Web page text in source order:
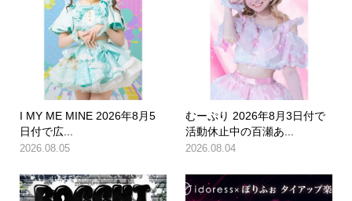
I MY ME MINE 2026年8月5
日付で広...
2026.08.05
むーぷり 2026年8月3日付で
活動休止中の百瀬あ...
2026.08.04